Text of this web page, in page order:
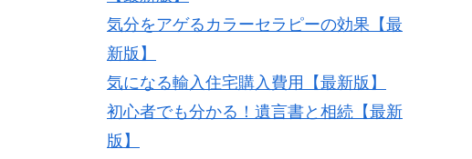
気分をアゲるカラーセラピーの効果【最
新版】
気になる輸入住宅購入費用【最新版】
初心者でも分かる！遺言書と相続【最新
版】